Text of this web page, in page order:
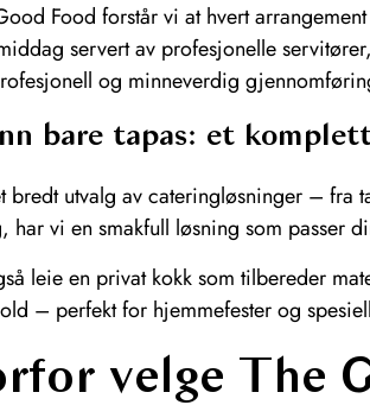
Food forstår vi at hvert
servert av profesjonelle
og minneverdig
bare tapas: et
bredt utvalg av cateringløsninger – fra
har vi en smakfull løsning som passer
leie en privat kokk som tilbereder
– perfekt for hjemmefester og
velge The